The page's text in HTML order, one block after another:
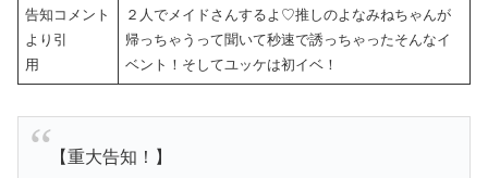
告知コメント
より引
用
２人でメイドさんするよ♡推しのよなみねちゃんが
帰っちゃうって聞いて秒速で誘っちゃったそんなイ
ベント！そしてユッケは初イベ！
【重大告知！】